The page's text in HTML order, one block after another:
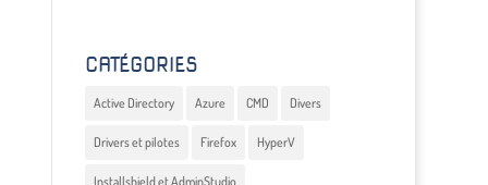
CATÉGORIES
Active Directory Azure CMD Divers
Drivers et pilotes Firefox HyperV
Installshield et AdminStudio